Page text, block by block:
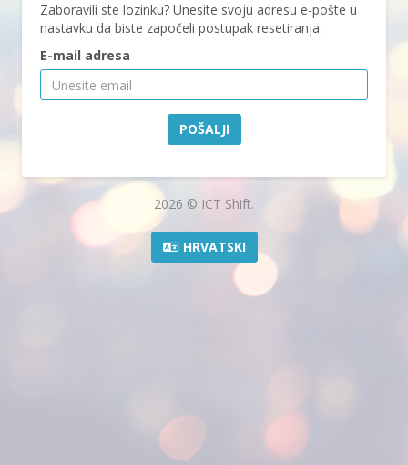
Zaboravili ste lozinku? Unesite svoju adresu e-pošte u
nastavku da biste započeli postupak resetiranja.
E-mail adresa
POŠALJI
2026 © ICT Shift.
HRVATSKI